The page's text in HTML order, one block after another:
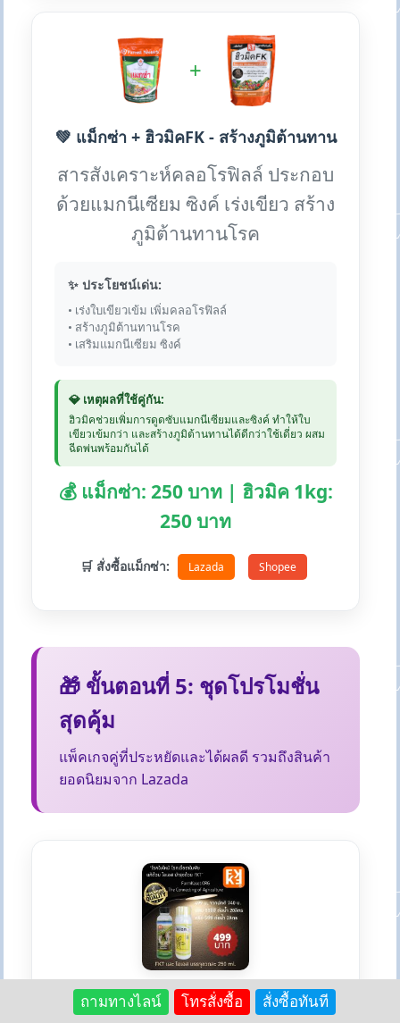
+
💚 แม็กซ่า + ฮิวมิคFK - สร้างภูมิต้านทาน
สารสังเคราะห์คลอโรฟิลล์ ประกอบ
ด้วยแมกนีเซียม ซิงค์ เร่งเขียว สร้าง
ภูมิต้านทานโรค
✨ ประโยชน์เด่น:
• เร่งใบเขียวเข้ม เพิ่มคลอโรฟิลล์
• สร้างภูมิต้านทานโรค
• เสริมแมกนีเซียม ซิงค์
💎 เหตุผลที่ใช้คู่กัน:
ฮิวมิคช่วยเพิ่มการดูดซับแมกนีเซียมและซิงค์ ทำให้ใบ
เขียวเข้มกว่า และสร้างภูมิต้านทานได้ดีกว่าใช้เดี่ยว ผสม
ฉีดพ่นพร้อมกันได้
💰 แม็กซ่า: 250 บาท | ฮิวมิค 1kg:
250 บาท
🛒 สั่งซื้อแม็กซ่า: Lazada Shopee
🎁 ขั้นตอนที่ 5: ชุดโปรโมชั่น
สุดคุ้ม
แพ็คเกจคู่ที่ประหยัดและได้ผลดี รวมถึงสินค้า
ยอดนิยมจาก Lazada
🔥 โปรฯเล็กยอดฮิต - บำรุง + ป้องกัน
ถามทางไลน์ โทรสั่งซื้อ สั่งซื้อทันที